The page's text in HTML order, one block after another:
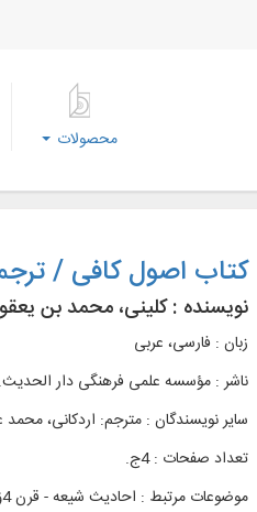
محصولات
کتاب اصول کافی /
نویسنده :کلینی، محمد بن
زبان : فارسی، عربی
ناشر : مؤسسه علمی فرهنگی دار
سایر نویسندگان : مترجم: اردکانی،
تعداد صفحات : 4ج.
موضوعات مرتبط : احادیث شیعه - قرن 4ق. | کلینی، محمد بن یعقوب، - 329ق. الکافی. اصول - نقد و تفسیر